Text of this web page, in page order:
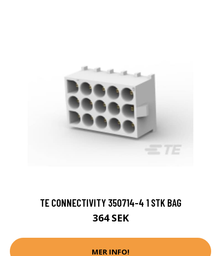
TE CONNECTIVITY 350714-4 1 STK BAG
364 SEK
MER INFO!